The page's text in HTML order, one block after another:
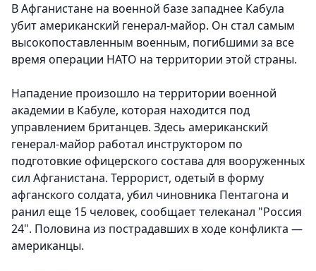
В Афганистане на военной базе западнее Кабула
убит американский генерал-майор. Он стал самым
высокопоставленным военным, погибшими за все
время операции НАТО на территории этой страны.
Нападение произошло на территории военной
академии в Кабуле, которая находится под
управлением британцев. Здесь американский
генерал-майор работал инструктором по
подготовкие офицерского состава для вооруженных
сил Афганистана. Террорист, одетый в форму
афганского солдата, убил чиновника Пентагона и
ранил еще 15 человек, сообщает телеканал "Россия
24". Половина из пострадавших в ходе конфликта —
американцы.